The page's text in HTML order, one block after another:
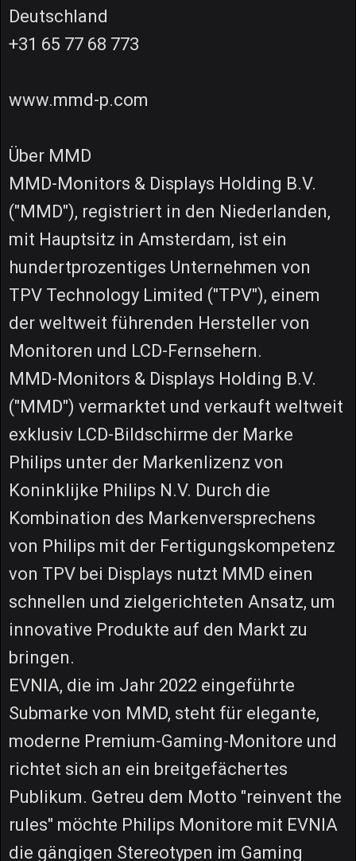
Deutschland
+31 65 77 68 773
www.mmd-p.com
Über MMD
MMD-Monitors & Displays Holding B.V.
("MMD"), registriert in den Niederlanden,
mit Hauptsitz in Amsterdam, ist ein
hundertprozentiges Unternehmen von
TPV Technology Limited ("TPV"), einem
der weltweit führenden Hersteller von
Monitoren und LCD-Fernsehern.
MMD-Monitors & Displays Holding B.V.
("MMD") vermarktet und verkauft weltweit
exklusiv LCD-Bildschirme der Marke
Philips unter der Markenlizenz von
Koninklijke Philips N.V. Durch die
Kombination des Markenversprechens
von Philips mit der Fertigungskompetenz
von TPV bei Displays nutzt MMD einen
schnellen und zielgerichteten Ansatz, um
innovative Produkte auf den Markt zu
bringen.
EVNIA, die im Jahr 2022 eingeführte
Submarke von MMD, steht für elegante,
moderne Premium-Gaming-Monitore und
richtet sich an ein breitgefächertes
Publikum. Getreu dem Motto "reinvent the
rules" möchte Philips Monitore mit EVNIA
die gängigen Stereotypen im Gaming